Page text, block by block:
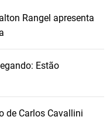
Rangel apresenta
Estão
de Carlos Cavallini